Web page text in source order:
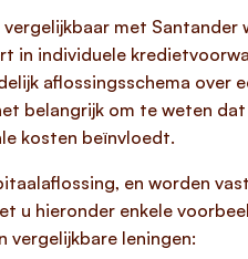
met
in individuele
aflossingsschema over
belangrijk om te weten
kosten beïnvloedt.
en worden
u hieronder enkele
vergelijkbare leningen: